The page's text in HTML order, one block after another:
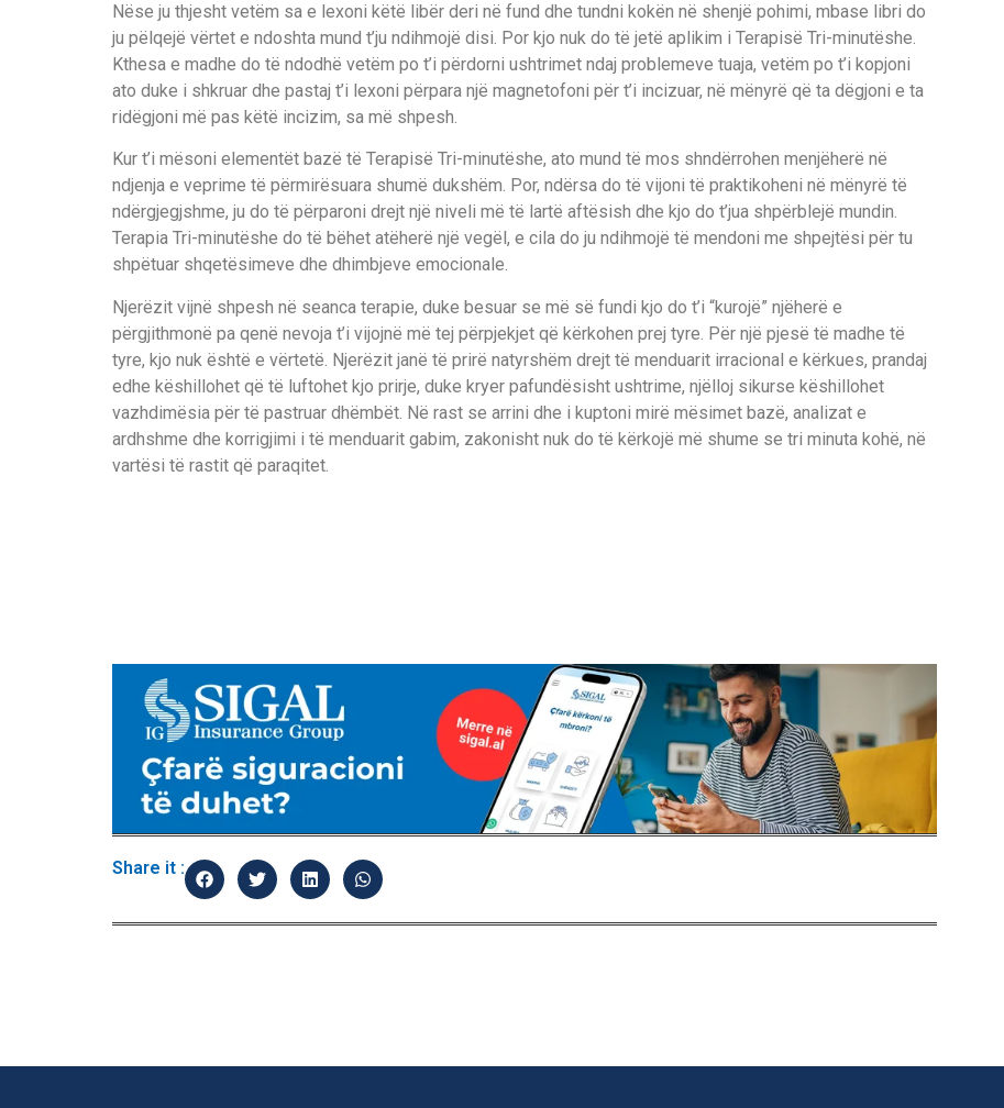
Nëse ju thjesht vetëm sa e lexoni këtë libër deri në fund dhe tundni kokën në shenjë pohimi, mbase libri do
ju pëlqejë vërtet e ndoshta mund t’ju ndihmojë disi. Por kjo nuk do të jetë aplikim i Terapisë Tri-minutëshe.
Kthesa e madhe do të ndodhë vetëm po t’i përdorni ushtrimet ndaj problemeve tuaja, vetëm po t’i kopjoni
ato duke i shkruar dhe pastaj t’i lexoni përpara një magnetofoni për t’i incizuar, në mënyrë që ta dëgjoni e ta
ridëgjoni më pas këtë incizim, sa më shpesh.
Kur t’i mësoni elementët bazë të Terapisë Tri-minutëshe, ato mund të mos shndërrohen menjëherë në
ndjenja e veprime të përmirësuara shumë dukshëm. Por, ndërsa do të vijoni të praktikoheni në mënyrë të
ndërgjegjshme, ju do të përparoni drejt një niveli më të lartë aftësish dhe kjo do t’jua shpërblejë mundin.
Terapia Tri-minutëshe do të bëhet atëherë një vegël, e cila do ju ndihmojë të mendoni me shpejtësi për tu
shpëtuar shqetësimeve dhe dhimbjeve emocionale.
Njerëzit vijnë shpesh në seanca terapie, duke besuar se më së fundi kjo do t’i “kurojë” njëherë e
përgjithmonë pa qenë nevoja t’i vijojnë më tej përpjekjet që kërkohen prej tyre. Për një pjesë të madhe të
tyre, kjo nuk është e vërtetë. Njerëzit janë të prirë natyrshëm drejt të menduarit irracional e kërkues, prandaj
edhe këshillohet që të luftohet kjo prirje, duke kryer pafundësisht ushtrime, njëlloj sikurse këshillohet
vazhdimësia për të pastruar dhëmbët. Në rast se arrini dhe i kuptoni mirë mësimet bazë, analizat e
ardhshme dhe korrigjimi i të menduarit gabim, zakonisht nuk do të kërkojë më shume se tri minuta kohë, në
vartësi të rastit që paraqitet.
Share it :